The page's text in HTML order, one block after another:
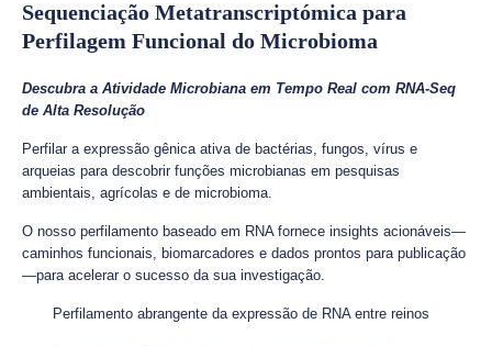
Sequenciação Metatranscriptómica para
Perfilagem Funcional do Microbioma
Descubra a Atividade Microbiana em Tempo Real com RNA-Seq
de Alta Resolução
Perfilar a expressão gênica ativa de bactérias, fungos, vírus e
arqueias para descobrir funções microbianas em pesquisas
ambientais, agrícolas e de microbioma.
O nosso perfilamento baseado em RNA fornece insights acionáveis—
caminhos funcionais, biomarcadores e dados prontos para publicação
—para acelerar o sucesso da sua investigação.
Perfilamento abrangente da expressão de RNA entre reinos